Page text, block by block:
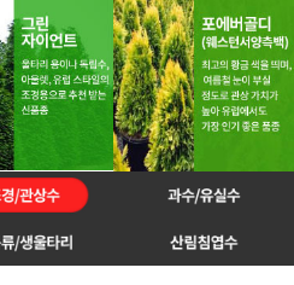
시리즈 -